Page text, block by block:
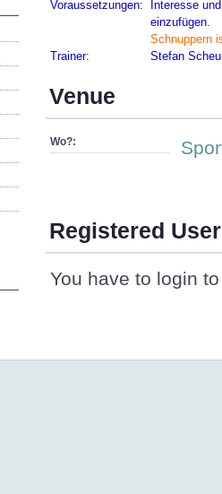
Voraussetzungen:
Interesse
einzufügen.
Schnuppern
Trainer:
Stefan
Venue
Wo?:
Registered
You have to login